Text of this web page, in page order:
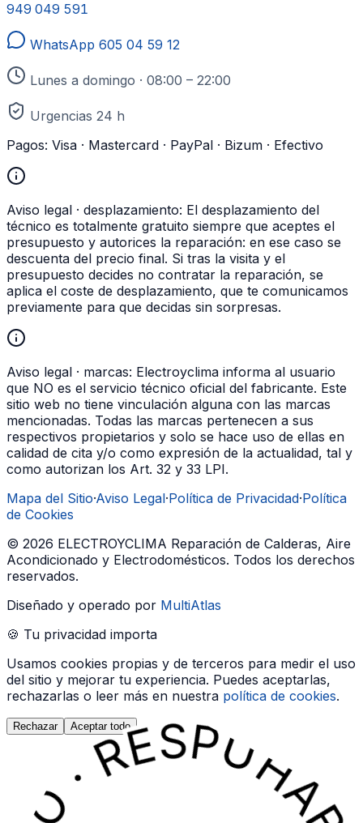
949 049 591
WhatsApp 605 04 59 12
Lunes a domingo · 08:00 – 22:00
Urgencias 24 h
Pagos: Visa · Mastercard · PayPal · Bizum · Efectivo
Aviso legal · desplazamiento: El desplazamiento del
técnico es totalmente gratuito siempre que aceptes el
presupuesto y autorices la reparación: en ese caso se
descuenta del precio final. Si tras la visita y el
presupuesto decides no contratar la reparación, se
aplica el coste de desplazamiento, que te comunicamos
previamente para que decidas sin sorpresas.
Aviso legal · marcas: Electroyclima informa al usuario
que NO es el servicio técnico oficial del fabricante. Este
sitio web no tiene vinculación alguna con las marcas
mencionadas. Todas las marcas pertenecen a sus
respectivos propietarios y solo se hace uso de ellas en
calidad de cita y/o como expresión de la actualidad, tal y
como autorizan los Art. 32 y 33 LPI.
Mapa del Sitio·Aviso Legal·Política de Privacidad·Política
de Cookies
© 2026 ELECTROYCLIMA Reparación de Calderas, Aire
Acondicionado y Electrodomésticos. Todos los derechos
reservados.
Diseñado y operado por MultiAtlas
🍪 Tu privacidad importa
Usamos cookies propias y de terceros para medir el uso
del sitio y mejorar tu experiencia. Puedes aceptarlas,
rechazarlas o leer más en nuestra política de cookies.
Rechazar Aceptar todo